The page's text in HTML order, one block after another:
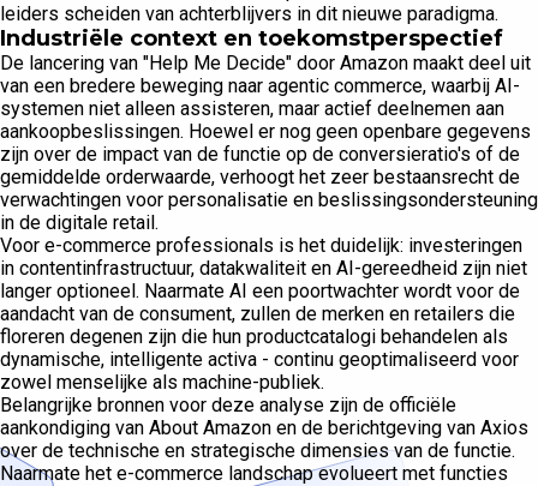
leiders scheiden van achterblijvers in dit nieuwe paradigma.
Industriële context en toekomstperspectief
De lancering van "Help Me Decide" door Amazon maakt deel uit
van een bredere beweging naar agentic commerce, waarbij AI-
systemen niet alleen assisteren, maar actief deelnemen aan
aankoopbeslissingen. Hoewel er nog geen openbare gegevens
zijn over de impact van de functie op de conversieratio's of de
gemiddelde orderwaarde, verhoogt het zeer bestaansrecht de
verwachtingen voor personalisatie en beslissingsondersteuning
in de digitale retail.
Voor e-commerce professionals is het duidelijk: investeringen
in contentinfrastructuur, datakwaliteit en AI-gereedheid zijn niet
langer optioneel. Naarmate AI een poortwachter wordt voor de
aandacht van de consument, zullen de merken en retailers die
floreren degenen zijn die hun productcatalogi behandelen als
dynamische, intelligente activa - continu geoptimaliseerd voor
zowel menselijke als machine-publiek.
Belangrijke bronnen voor deze analyse zijn de officiële
aankondiging van About Amazon en de berichtgeving van Axios
over de technische en strategische dimensies van de functie.
Naarmate het e-commerce landschap evolueert met functies